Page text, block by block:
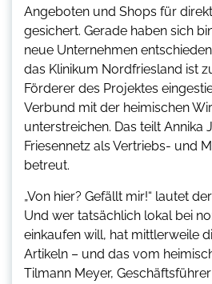
Angeboten und Shops für
gesichert. Gerade haben sich
neue Unternehmen
das Klinikum Nordfriesland ist
Förderer des Projektes
Verbund mit der heimischen
unterstreichen. Das teilt Annika
Friesennetz als Vertriebs- und
betreut.
„Von hier? Gefällt mir!“ lautet
Und wer tatsächlich lokal bei
einkaufen will, hat mittlerweile
Artikeln – und das vom
Tilmann Meyer,